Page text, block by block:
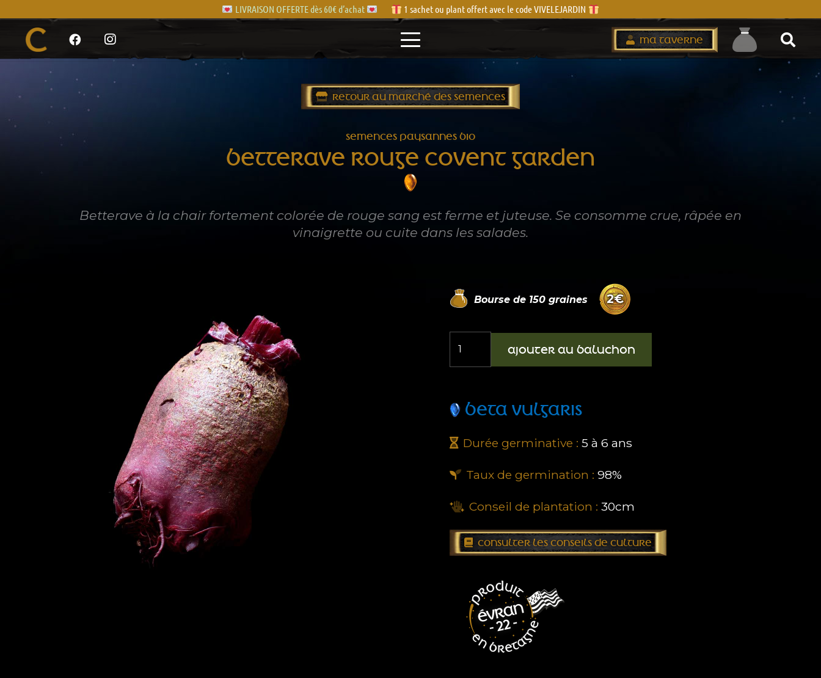
LIVRAISON OFFERTE dès 60€ d’achat 1 sachet ou plant offert avec le code VIVELEJARDIN
MA TAVERNE
RETOUR AU MARCHÉ DES SEMENCES
SEMENCES PAYSANNES BIO
BETTERAVE ROUGE COVENT GARDEN
Betterave à la chair fortement colorée de rouge sang est ferme et juteuse. Se consomme crue, râpée en
vinaigrette ou cuite dans les salades.
Bourse de 150 graines 2€
Covent
AJOUTER AU BALUCHON
BETA VULGARIS
Durée germinative : 5 à 6 ans
Taux de germination : 98%
Conseil de plantation : 30cm
CONSULTER LES CONSEILS DE CULTURE